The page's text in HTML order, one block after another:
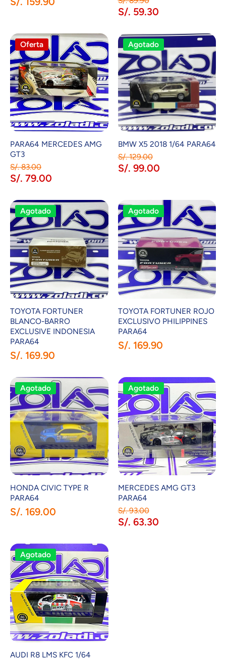
S/. 59.30
Oferta
PARA64 MERCEDES AMG
GT3
S/. 83.00
S/. 79.00
Agotado
BMW X5 2018 1/64 PARA64
S/. 129.00
S/. 99.00
Agotado
TOYOTA FORTUNER
BLANCO-BARRO
EXCLUSIVE INDONESIA
PARA64
S/. 169.90
Agotado
TOYOTA FORTUNER ROJO
EXCLUSIVO PHILIPPINES
PARA64
S/. 169.90
Agotado
HONDA CIVIC TYPE R
PARA64
S/. 169.00
Agotado
MERCEDES AMG GT3
PARA64
S/. 93.00
S/. 63.30
Agotado
AUDI R8 LMS KFC 1/64